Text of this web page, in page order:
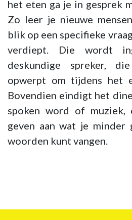
het eten ga je in gesprek
Zo leer je nieuwe
blik op een specifieke
verdiept. Die wordt
deskundige spreker,
opwerpt om tijdens het
Bovendien eindigt het
spoken word of
geven aan wat je minder
woorden kunt vangen.